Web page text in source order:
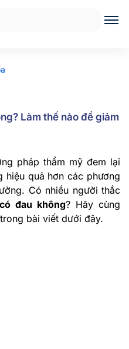
Làm thế nào để giảm
pháp thẩm mỹ đem lại
hiệu quả hơn các phương
Có nhiều người thắc
đau không? Hãy cùng
bài viết dưới đây.